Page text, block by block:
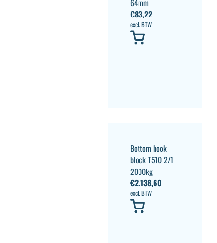
64mm
€83,22
excl. BTW
Bottom hook
block T510 2/1
2000kg
€2.138,60
excl. BTW